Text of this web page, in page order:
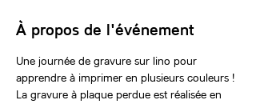
À propos de l'événement
Une journée de gravure sur lino pour
apprendre à imprimer en plusieurs couleurs !
La gravure à plaque perdue est réalisée en